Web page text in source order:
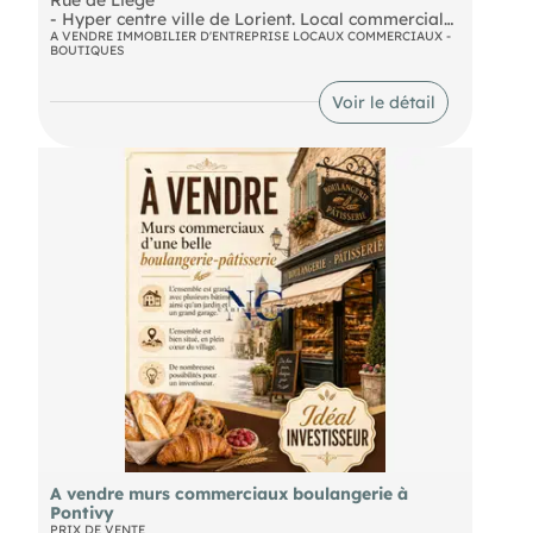
- Hyper centre ville de Lorient. Local commercial
de 103m² sur 2 niveaux :
- Au RDC : une surface de vente, une réserve avec
- Au 1er étage : un espace ouvert, 2 pièces. Le
local a été rénové dernièrement et est prêt pour
à la charge de l'acquéreur 8% HT du prix de vente.
A VENDRE IMMOBILIER D'ENTREPRISE LOCAUX COMMERCIAUX -
BOUTIQUES
Voir le détail
A vendre murs commerciaux boulangerie à
Pontivy